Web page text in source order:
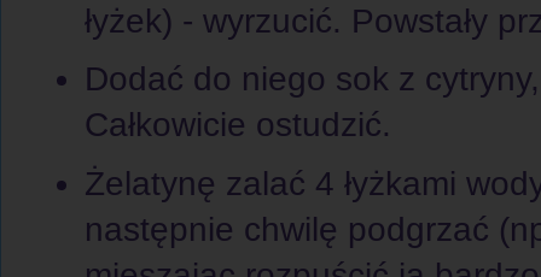
łyżek) - wyrzucić. Powstały
Dodać do niego sok z
Całkowicie ostudzić.
Żelatynę zalać 4 łyżkami
następnie chwilę podgrzać